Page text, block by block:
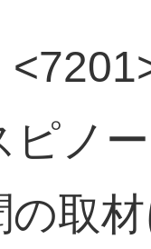
ピノ
取